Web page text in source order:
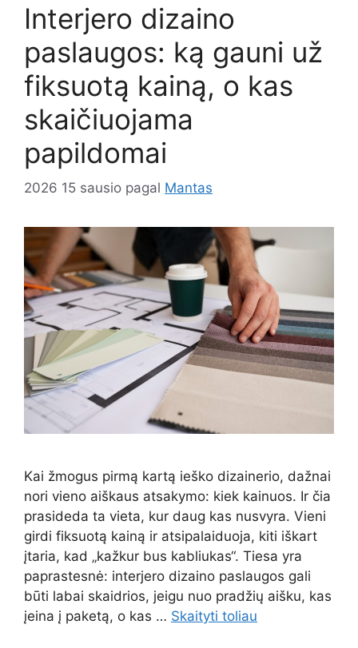
Interjero dizaino
paslaugos: ką gauni už
fiksuotą kainą, o kas
skaičiuojama
papildomai
2026 15 sausio pagal Mantas
Kai žmogus pirmą kartą ieško dizainerio, dažnai
nori vieno aiškaus atsakymo: kiek kainuos. Ir čia
prasideda ta vieta, kur daug kas nusvyra. Vieni
girdi fiksuotą kainą ir atsipalaiduoja, kiti iškart
įtaria, kad „kažkur bus kabliukas“. Tiesa yra
paprastesnė: interjero dizaino paslaugos gali
būti labai skaidrios, jeigu nuo pradžių aišku, kas
įeina į paketą, o kas … Skaityti toliau